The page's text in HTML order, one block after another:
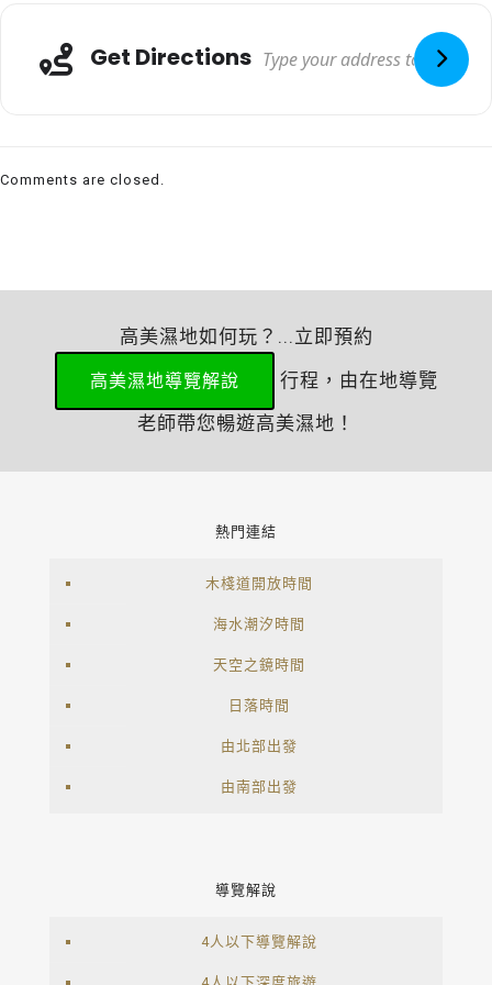
Get Directions
Comments are closed.
高美濕地如何玩？...立即預約
高美濕地導覽解說
行程，由在地導覽
老師帶您暢遊高美濕地！
熱門連結
木棧道開放時間
海水潮汐時間
天空之鏡時間
日落時間
由北部出發
由南部出發
導覽解說
4人以下導覽解說